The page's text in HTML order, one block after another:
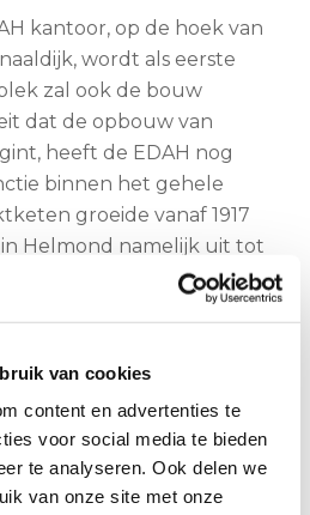
van cookies
content en advertenties te
voor social media te bieden
te analyseren. Ook delen we
van onze site met onze
kantoor, op de hoek van
wordt als eerste
zal ook de bouw
dat de opbouw van
heeft de EDAH nog
binnen het gehele
groeide vanaf 1917
Helmond namelijk uit tot
supermarktketen,
familienamen van de
ames, ukes en H
ettema.
terug in het plan als
gebouwen. Een mooi
dat terug komt in de